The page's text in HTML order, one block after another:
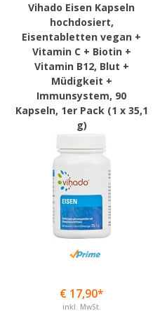
Vihado Eisen Kapseln
hochdosiert,
Eisentabletten vegan +
Vitamin C + Biotin +
Vitamin B12, Blut +
Müdigkeit +
Immunsystem, 90
Kapseln, 1er Pack (1 x 35,1
g)
€ 17,90*
inkl. MwSt.